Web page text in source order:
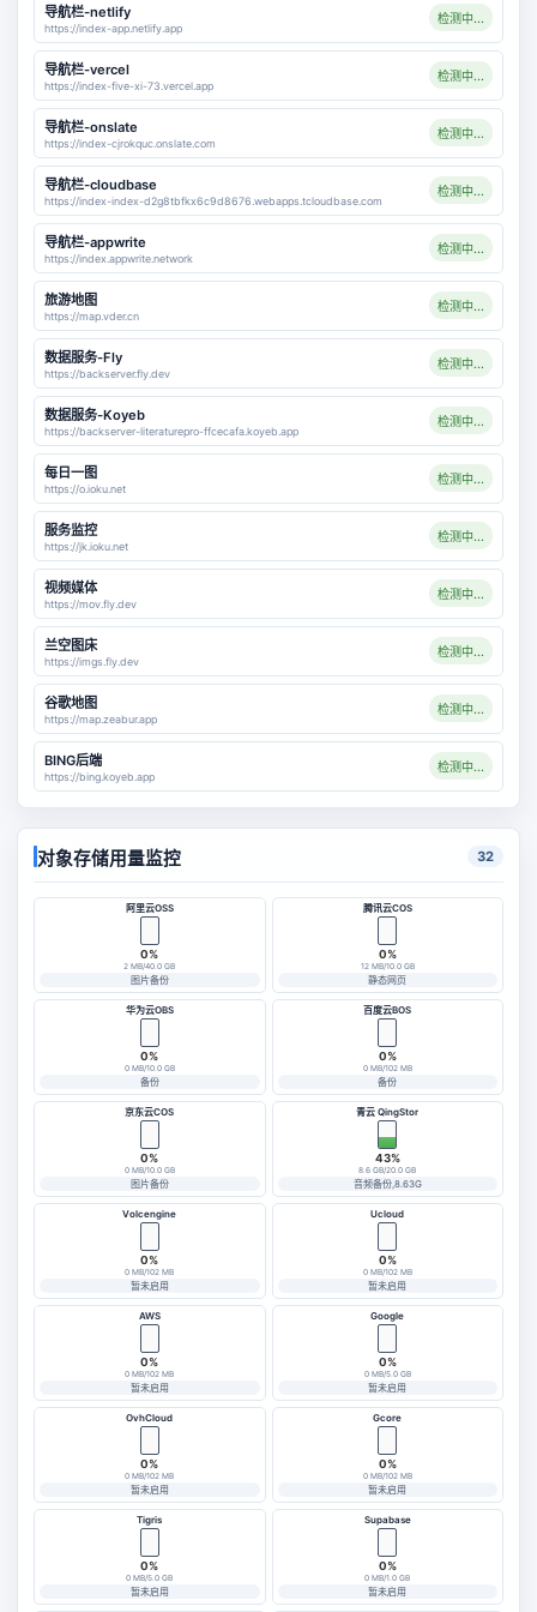
导航栏-netlify
https://index-app.netlify.app
检测中...
导航栏-vercel
https://index-five-xi-73.vercel.app
检测中...
导航栏-onslate
https://index-cjrokquc.onslate.com
检测中...
导航栏-cloudbase
https://index-index-d2g8tbfkx6c9d8676.webapps.tcloudbase.com
检测中...
导航栏-appwrite
https://index.appwrite.network
检测中...
旅游地图
https://map.vder.cn
检测中...
数据服务-Fly
https://backserver.fly.dev
检测中...
数据服务-Koyeb
https://backserver-literaturepro-ffcecafa.koyeb.app
检测中...
每日一图
https://o.ioku.net
检测中...
服务监控
https://jk.ioku.net
检测中...
视频媒体
https://mov.fly.dev
检测中...
兰空图床
https://imgs.fly.dev
检测中...
谷歌地图
https://map.zeabur.app
检测中...
BING后端
https://bing.koyeb.app
检测中...
对象存储用量监控 32
阿里云OSS
0%
2 MB/40.0 GB
图片备份
腾讯云COS
0%
12 MB/10.0 GB
静态网页
华为云OBS
0%
0 MB/10.0 GB
备份
百度云BOS
0%
0 MB/102 MB
备份
京东云COS
0%
0 MB/10.0 GB
图片备份
青云 QingStor
43%
8.6 GB/20.0 GB
音频备份,8.63G
Volcengine
0%
0 MB/102 MB
暂未启用
Ucloud
0%
0 MB/102 MB
暂未启用
AWS
0%
0 MB/102 MB
暂未启用
Google
0%
0 MB/5.0 GB
暂未启用
OvhCloud
0%
0 MB/102 MB
暂未启用
Gcore
0%
0 MB/102 MB
暂未启用
Tigris
0%
0 MB/5.0 GB
暂未启用
Supabase
0%
0 MB/1.0 GB
暂未启用